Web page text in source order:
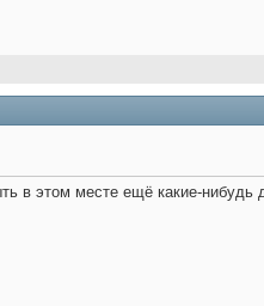
в этом месте ещё какие-нибудь